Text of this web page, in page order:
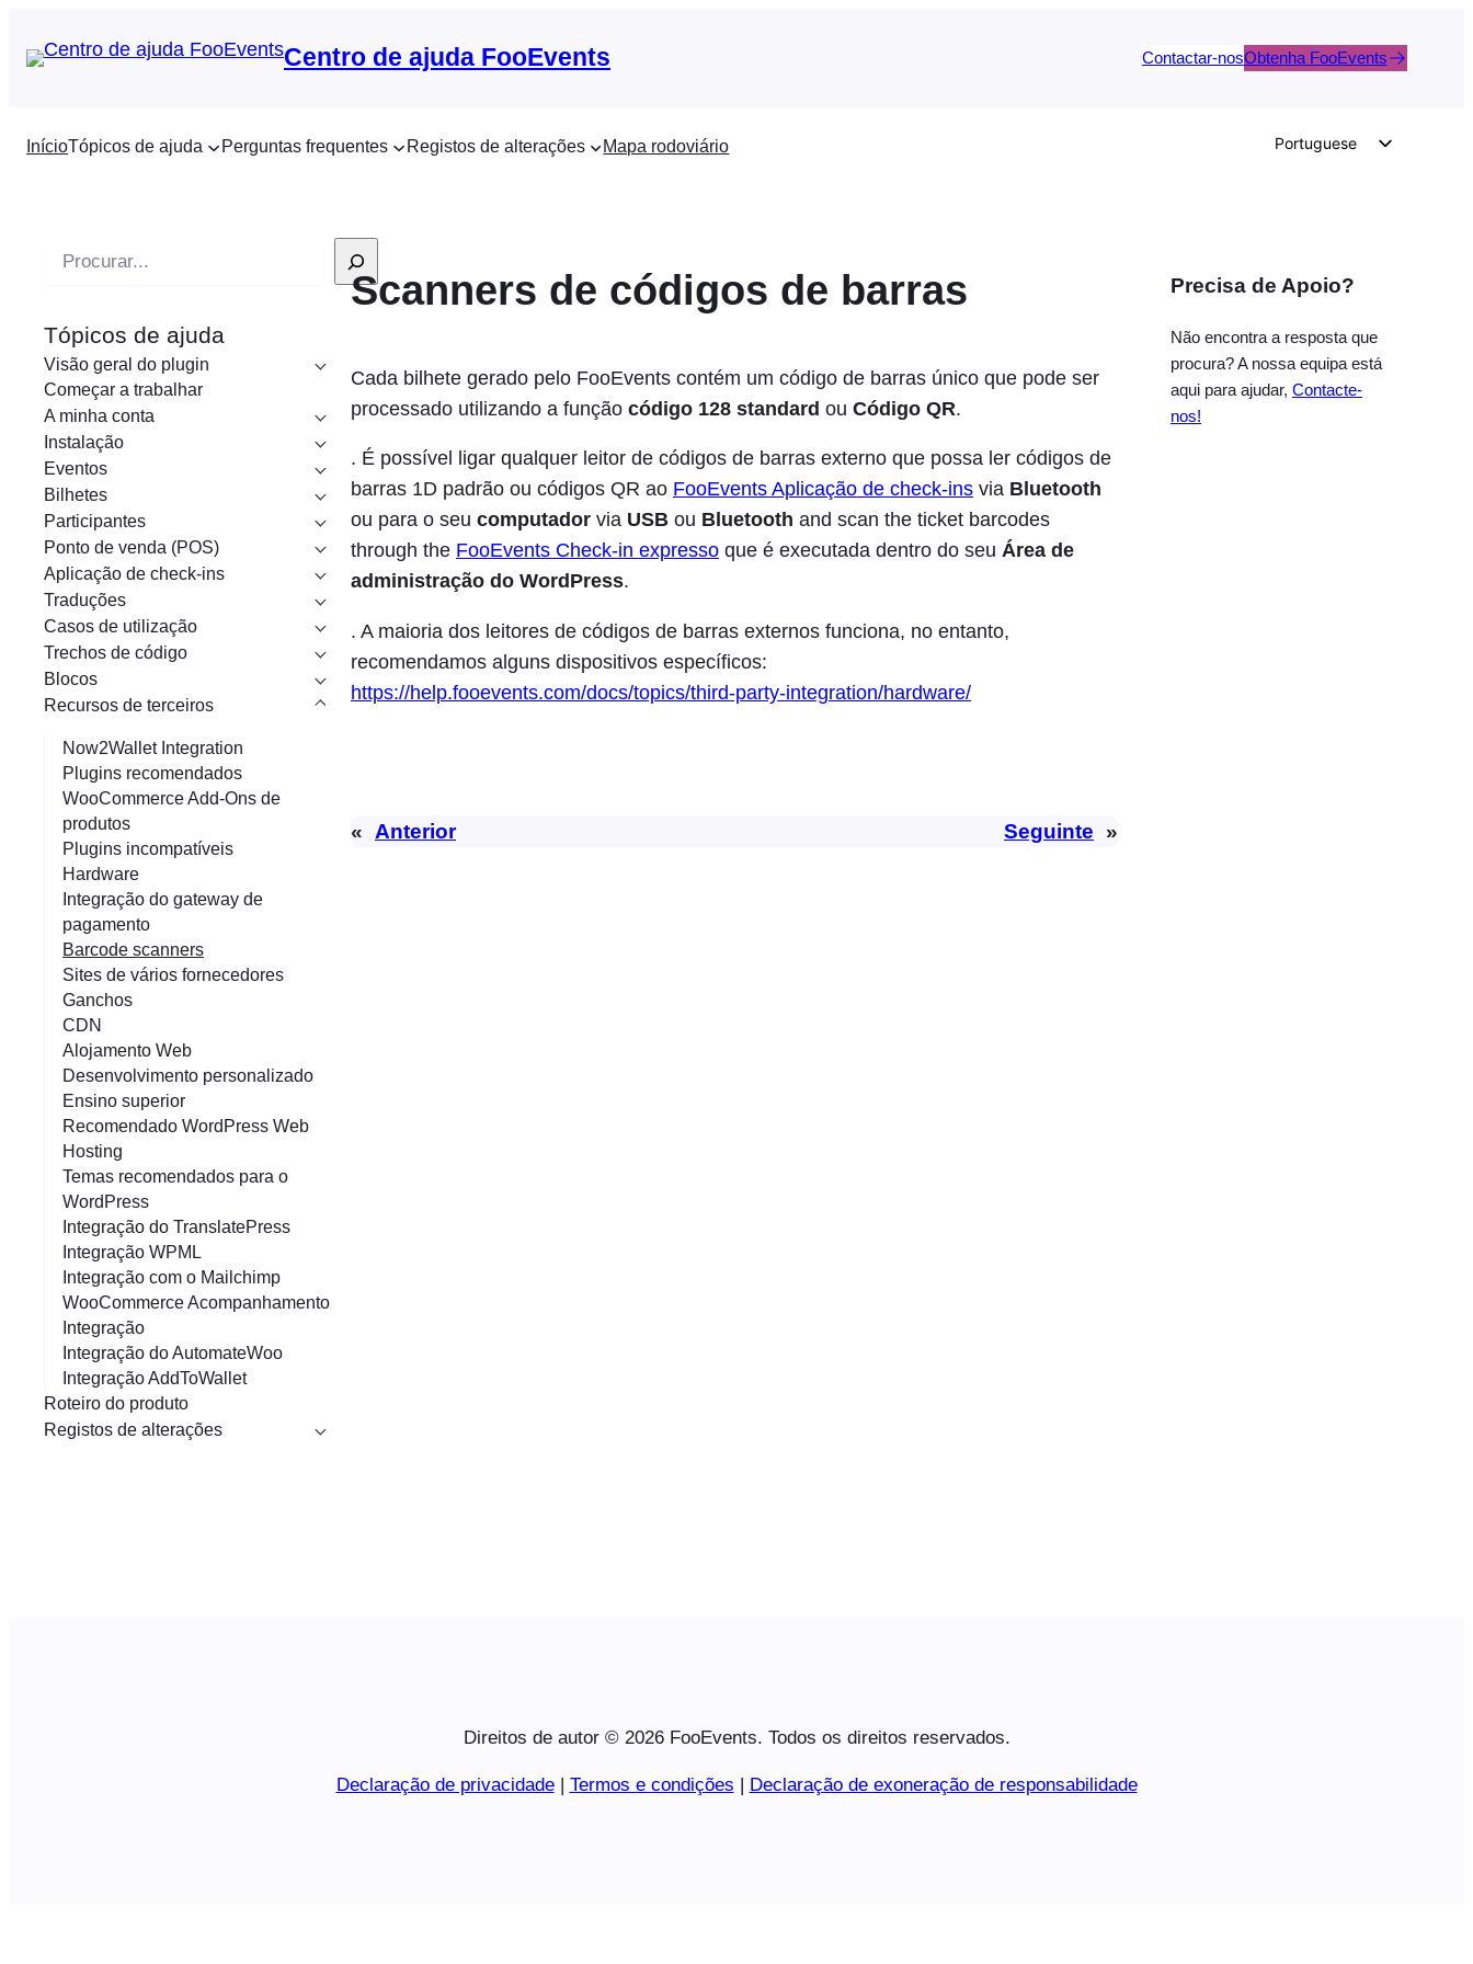
Centro de ajuda FooEvents Contactar-nosObtenha FooEvents
InícioTópicos de ajuda Perguntas frequentes Registos de alterações Mapa rodoviário
Portuguese
Spanish
French
Polish
q
u
s
a
r
Tópicos de ajuda
Visão geral do plugin
Começar a trabalhar
A minha conta
Instalação
Eventos
Bilhetes
Participantes
Ponto de venda (POS)
Aplicação de check-ins
Traduções
Casos de utilização
Trechos de código
Blocos
Recursos de terceiros
Now2Wallet Integration
Plugins recomendados
WooCommerce Add-Ons de
produtos
Plugins incompatíveis
Hardware
Integração do gateway de
pagamento
Barcode scanners
Sites de vários fornecedores
Ganchos
CDN
Alojamento Web
Desenvolvimento personalizado
Ensino superior
Recomendado WordPress Web
Hosting
Temas recomendados para o
WordPress
Integração do TranslatePress
Integração WPML
Integração com o Mailchimp
WooCommerce Acompanhamento
Integração
Integração do AutomateWoo
Integração AddToWallet
Roteiro do produto
Registos de alterações
Scanners de códigos de barras
Cada bilhete gerado pelo FooEvents contém um código de barras único que pode ser
processado utilizando a função código 128 standard ou Código QR.
. É possível ligar qualquer leitor de códigos de barras externo que possa ler códigos de
barras 1D padrão ou códigos QR ao FooEvents Aplicação de check-ins via Bluetooth
ou para o seu computador via USB ou Bluetooth and scan the ticket barcodes
through the FooEvents Check-in expresso que é executada dentro do seu Área de
administração do WordPress.
. A maioria dos leitores de códigos de barras externos funciona, no entanto,
recomendamos alguns dispositivos específicos:
https://help.fooevents.com/docs/topics/third-party-integration/hardware/
« Anterior Seguinte »
Precisa de Apoio?
Não encontra a resposta que
procura? A nossa equipa está
aqui para ajudar, Contacte-
nos!
Direitos de autor © 2026 FooEvents. Todos os direitos reservados.
Declaração de privacidade| Termos e condições | Declaração de exoneração de responsabilidade